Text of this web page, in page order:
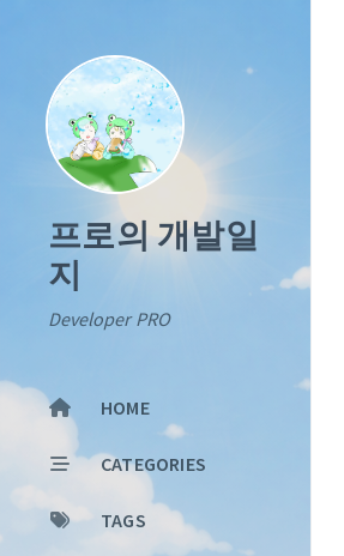
프로의 개발일
지
Developer PRO
HOME
CATEGORIES
TAGS